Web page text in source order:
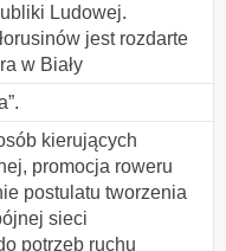
Ludowej.
jest rozdarte
w Biały
kierujących
promocja roweru
postulatu tworzenia
sieci
potrzeb ruchu